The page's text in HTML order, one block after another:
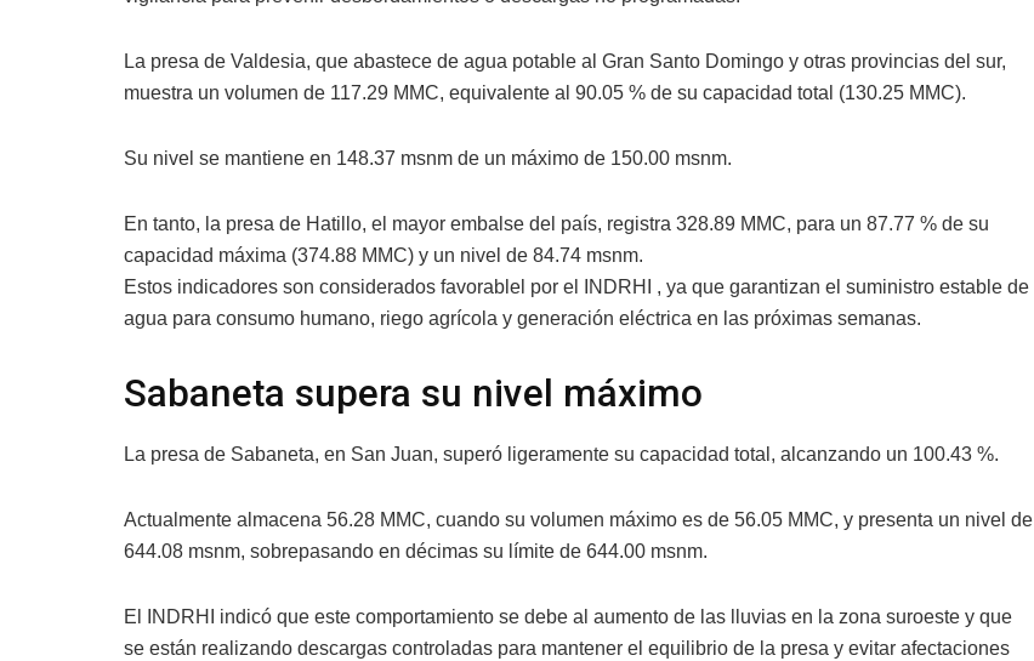
La presa de Valdesia, que abastece de agua potable al Gran Santo Domingo y otras provincias del sur,
muestra un volumen de 117.29 MMC, equivalente al 90.05 % de su capacidad total (130.25 MMC).
Su nivel se mantiene en 148.37 msnm de un máximo de 150.00 msnm.
En tanto, la presa de Hatillo, el mayor embalse del país, registra 328.89 MMC, para un 87.77 % de su
capacidad máxima (374.88 MMC) y un nivel de 84.74 msnm.
Estos indicadores son considerados favorablel por el INDRHI , ya que garantizan el suministro estable de
agua para consumo humano, riego agrícola y generación eléctrica en las próximas semanas.
Sabaneta supera su nivel máximo
La presa de Sabaneta, en San Juan, superó ligeramente su capacidad total, alcanzando un 100.43 %.
Actualmente almacena 56.28 MMC, cuando su volumen máximo es de 56.05 MMC, y presenta un nivel de
644.08 msnm, sobrepasando en décimas su límite de 644.00 msnm.
El INDRHI indicó que este comportamiento se debe al aumento de las lluvias en la zona suroeste y que
se están realizando descargas controladas para mantener el equilibrio de la presa y evitar afectaciones